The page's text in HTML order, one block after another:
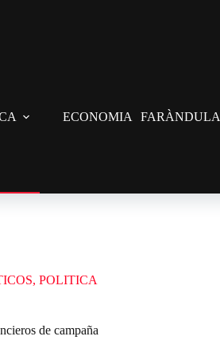
ECONOMIA FARÀNDULA
, POLITICA
de campaña